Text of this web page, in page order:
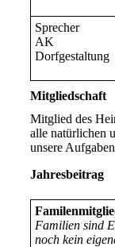
Sprecher
AK
Dorfgestaltung
Mitgliedschaft
Mitglied des
alle natürlichen
unsere
Jahresbeitrag
Familien sind
noch kein